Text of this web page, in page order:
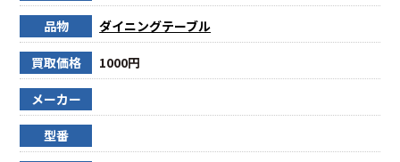
品物 ダイニングテーブル
買取価格 1000円
メーカー
型番